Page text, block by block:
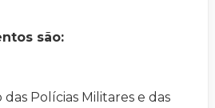
são:
das Polícias Militares e das